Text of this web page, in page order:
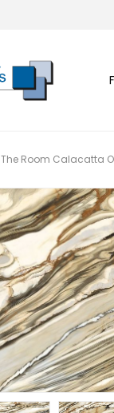
The Room Calacatta